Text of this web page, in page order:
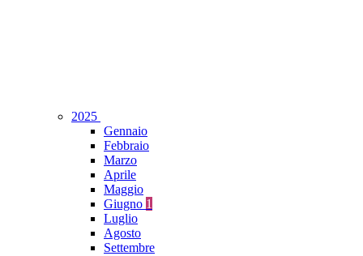
2025
Gennaio
Febbraio
Marzo
Aprile
Maggio
Giugno 1
Luglio
Agosto
Settembre